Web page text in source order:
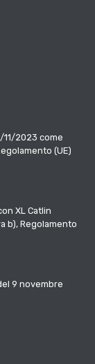
2023 come
(UE)
XL Catlin
b), Regolamento
9 novembre